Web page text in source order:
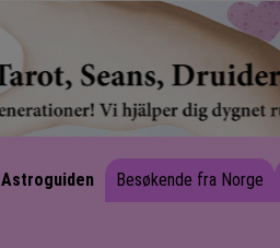
Astroguiden Besøkende fra Norge